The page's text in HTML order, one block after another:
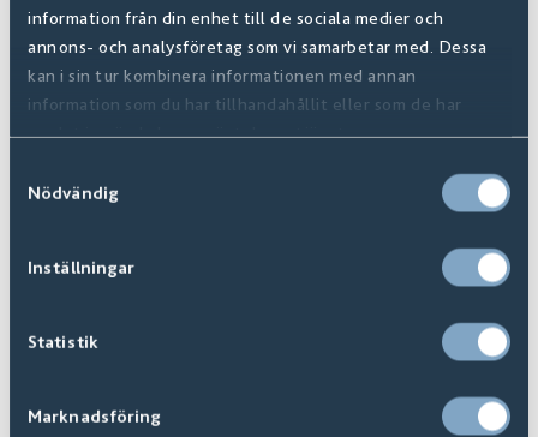
information från din enhet till de sociala medier och
annons- och analysföretag som vi samarbetar med. Dessa
kan i sin tur kombinera informationen med annan
information som du har tillhandahållit eller som de har
samlat in när du har använt deras tjänster.
Nödvändig
Inställningar
Statistik
Marknadsföring
Loop Square
Varianter
Til produkt